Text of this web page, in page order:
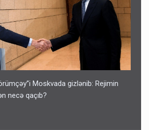
Moskvada gizlənib: Rejimin
necə qaçıb?